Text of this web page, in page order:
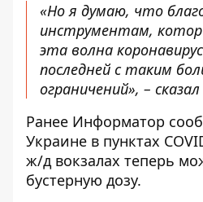
«Но я думаю, что
инструментам,
эта волна
последней с таким
ограничений», –
Ранее Информатор
Украине в пунктах
ж/д вокзалах теперь
бустерную дозу.